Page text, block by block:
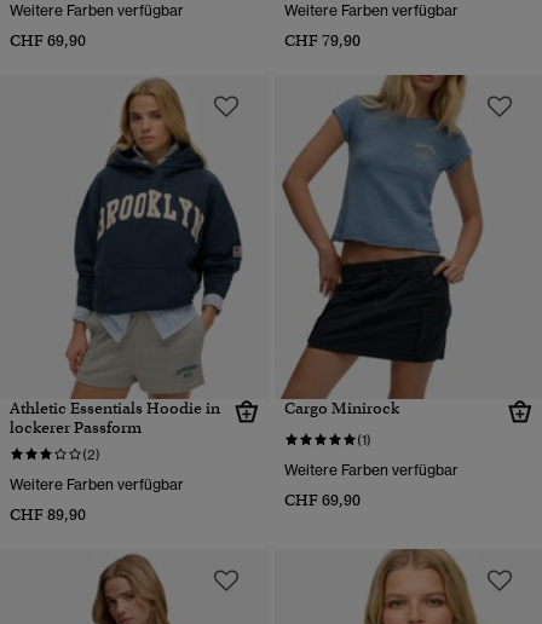
Weitere Farben verfügbar
CHF 69,90
Weitere Farben verfügbar
CHF 79,90
Athletic Essentials Hoodie in
lockerer Passform
(2)
Weitere Farben verfügbar
CHF 89,90
Cargo Minirock
(1)
Weitere Farben verfügbar
CHF 69,90